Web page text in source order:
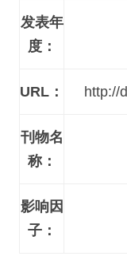
发表年
度：
URL： http://
刊物名
称：
影响因
子：